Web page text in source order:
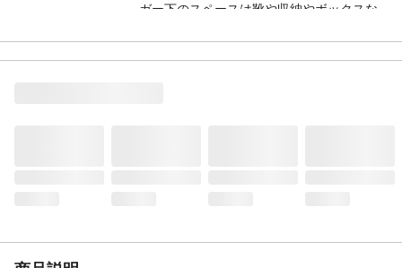
ガー下のスペースは靴や収納やボックスな
組み立てです。 ●耐荷重(約)：ハンガーパイ
プ7kg